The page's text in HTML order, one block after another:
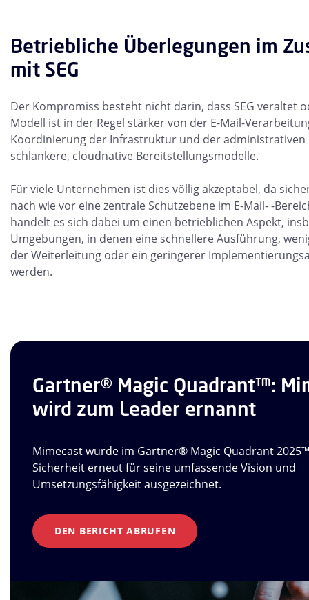
Betriebliche Überlegungen im
mit SEG
Der Kompromiss besteht nicht darin, dass SEG veraltet
Modell ist in der Regel stärker von der E-Mail-
Koordinierung der Infrastruktur und der administrativen
schlankere, cloudnative Bereitstellungsmodelle.
Für viele Unternehmen ist dies völlig akzeptabel, da
nach wie vor eine zentrale Schutzebene im E-Mail- -
handelt es sich dabei um einen betrieblichen Aspekt,
Umgebungen, in denen eine schnellere Ausführung,
der Weiterleitung oder ein geringerer
werden.
Gartner® Magic Quadrant™:
wird zum Leader ernannt
Mimecast wurde im Gartner® Magic Quadrant
Sicherheit erneut für seine umfassende Vision und
Umsetzungsfähigkeit ausgezeichnet.
DEN BERICHT ABRUFEN